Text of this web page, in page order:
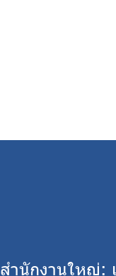
สำนักงานใหญ่: